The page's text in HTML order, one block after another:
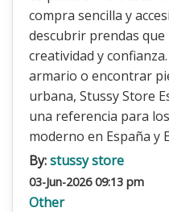
compra sencilla y
descubrir prendas
creatividad y
armario o encontrar
urbana, Stussy Store
una referencia para
moderno en España y
By:stussy store
03-Jun-2026 09:13 pm
Other